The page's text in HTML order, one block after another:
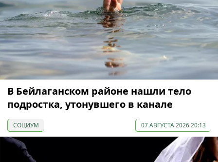
В Бейлаганском районе нашли тело
подростка, утонувшего в канале
СОЦИУМ 07 АВГУСТА 2026 20:13